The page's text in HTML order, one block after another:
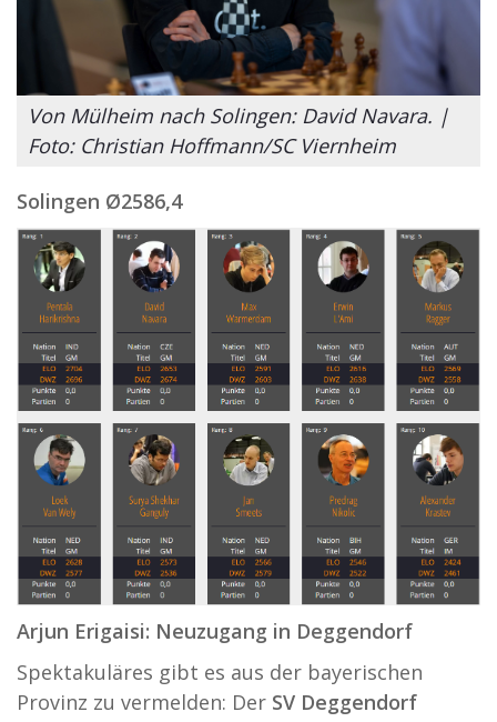
Von Mülheim nach Solingen: David Navara. |
Foto: Christian Hoffmann/SC Viernheim
Solingen Ø2586,4
Arjun Erigaisi: Neuzugang in Deggendorf
Spektakuläres gibt es aus der bayerischen
Provinz zu vermelden: Der SV Deggendorf